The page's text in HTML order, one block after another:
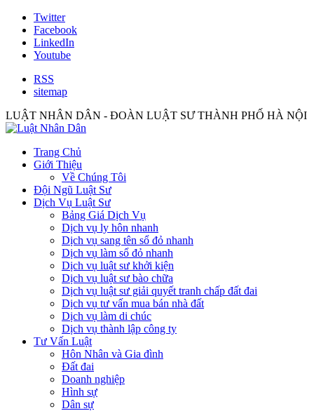
Twitter
Facebook
LinkedIn
Youtube
RSS
sitemap
LUẬT NHÂN DÂN - ĐOÀN LUẬT SƯ THÀNH PHỐ HÀ NỘI
Trang Chủ
Giới Thiệu
Về Chúng Tôi
Đội Ngũ Luật Sư
Dịch Vụ Luật Sư
Bảng Giá Dịch Vụ
Dịch vụ ly hôn nhanh
Dịch vụ sang tên sổ đỏ nhanh
Dịch vụ làm sổ đỏ nhanh
Dịch vụ luật sư khởi kiện
Dịch vụ luật sư bào chữa
Dịch vụ luật sư giải quyết tranh chấp đất đai
Dịch vụ tư vấn mua bán nhà đất
Dịch vụ làm di chúc
Dịch vụ thành lập công ty
Tư Vấn Luật
Hôn Nhân và Gia đình
Đất đai
Doanh nghiệp
Hình sự
Dân sự